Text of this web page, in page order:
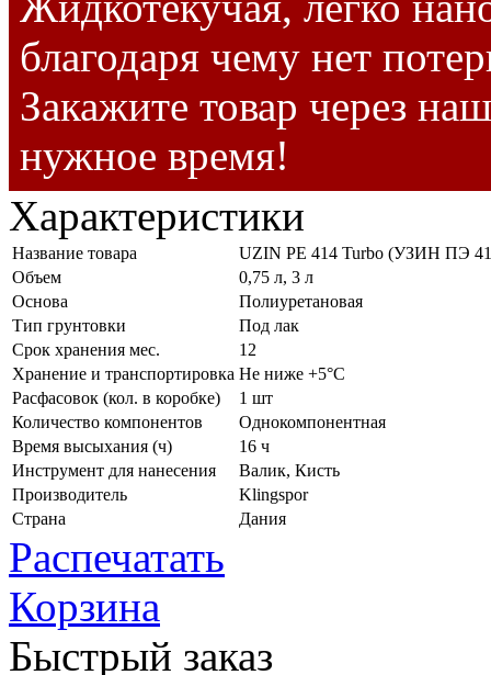
благодаря чему нет
Закажите товар через
нужное время!
Характеристики
Название товара
UZIN PE 414 Turbo (УЗИН ПЭ
Объем
0,75 л, 3 л
Основа
Полиуретановая
Тип грунтовки
Под лак
Срок хранения мес.
12
Хранение и транспортировка Не ниже +5°C
Расфасовок (кол. в коробке)
1 шт
Количество компонентов
Однокомпонентная
Время высыхания (ч)
16 ч
Инструмент для нанесения
Валик, Кисть
Производитель
Klingspor
Страна
Дания
Распечатать
Корзина
Быстрый заказ